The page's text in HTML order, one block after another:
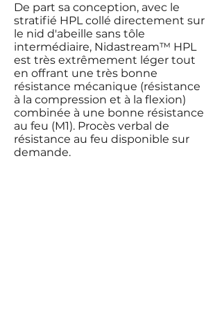
De part sa conception, avec le
stratifié HPL collé directement sur
le nid d'abeille sans tôle
intermédiaire, Nidastream™ HPL
est très extrêmement léger tout
en offrant une très bonne
résistance mécanique (résistance
à la compression et à la flexion)
combinée à une bonne résistance
au feu (M1). Procès verbal de
résistance au feu disponible sur
demande.